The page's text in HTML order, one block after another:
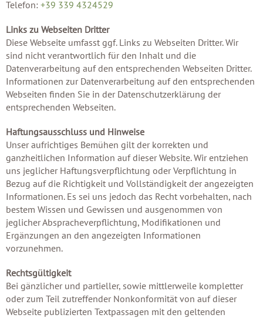
Telefon: +39 339 4324529
Links zu Webseiten Dritter
Diese Webseite umfasst ggf. Links zu Webseiten Dritter. Wir
sind nicht verantwortlich für den Inhalt und die
Datenverarbeitung auf den entsprechenden Webseiten Dritter.
Informationen zur Datenverarbeitung auf den entsprechenden
Webseiten finden Sie in der Datenschutzerklärung der
entsprechenden Webseiten.
Haftungsausschluss und Hinweise
Unser aufrichtiges Bemühen gilt der korrekten und
ganzheitlichen Information auf dieser Website. Wir entziehen
uns jeglicher Haftungsverpflichtung oder Verpflichtung in
Bezug auf die Richtigkeit und Vollständigkeit der angezeigten
Informationen. Es sei uns jedoch das Recht vorbehalten, nach
bestem Wissen und Gewissen und ausgenommen von
jeglicher Abspracheverpflichtung, Modifikationen und
Ergänzungen an den angezeigten Informationen
vorzunehmen.
Rechtsgültigkeit
Bei gänzlicher und partieller, sowie mittlerweile kompletter
oder zum Teil zutreffender Nonkonformität von auf dieser
Webseite publizierten Textpassagen mit den geltenden